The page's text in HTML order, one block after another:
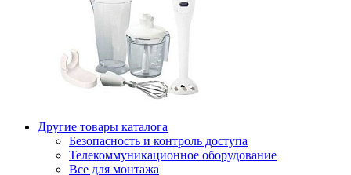
Другие товары каталога
Безопасность и контроль доступа
Телекоммуникационное оборудование
Все для монтажа